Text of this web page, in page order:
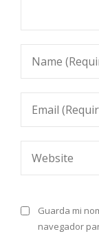
Guarda mi
navegador